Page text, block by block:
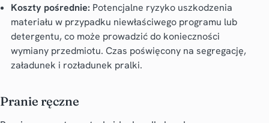
Koszty pośrednie: Potencjalne ryzyko uszkodzenia
materiału w przypadku niewłaściwego programu lub
detergentu, co może prowadzić do konieczności
wymiany przedmiotu. Czas poświęcony na segregację,
załadunek i rozładunek pralki.
Pranie ręczne